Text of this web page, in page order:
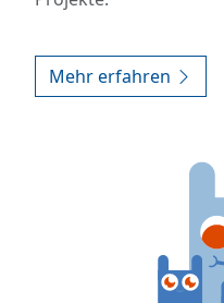
Mehr erfahren